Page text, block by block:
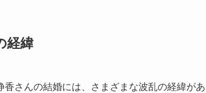
経緯
香さんの結婚には、さまざまな波乱の経緯が